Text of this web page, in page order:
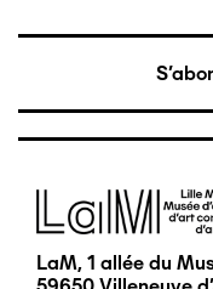
Image
LaM, 1 allée du